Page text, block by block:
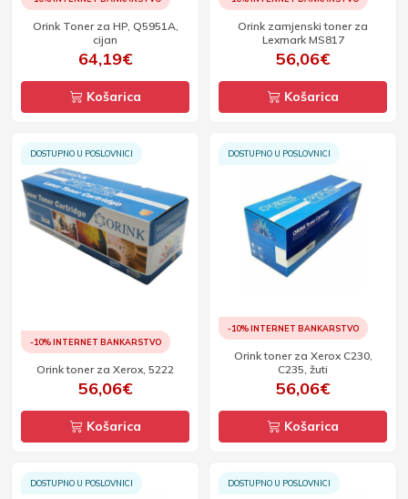
Orink Toner za HP, Q5951A,
cijan
64,19€
Košarica
Orink zamjenski toner za
Lexmark MS817
56,06€
Košarica
DOSTUPNO U POSLOVNICI
-10% INTERNET BANKARSTVO
Orink toner za Xerox, 5222
56,06€
Košarica
DOSTUPNO U POSLOVNICI
-10% INTERNET BANKARSTVO
Orink toner za Xerox C230,
C235, žuti
56,06€
Košarica
DOSTUPNO U POSLOVNICI DOSTUPNO U POSLOVNICI